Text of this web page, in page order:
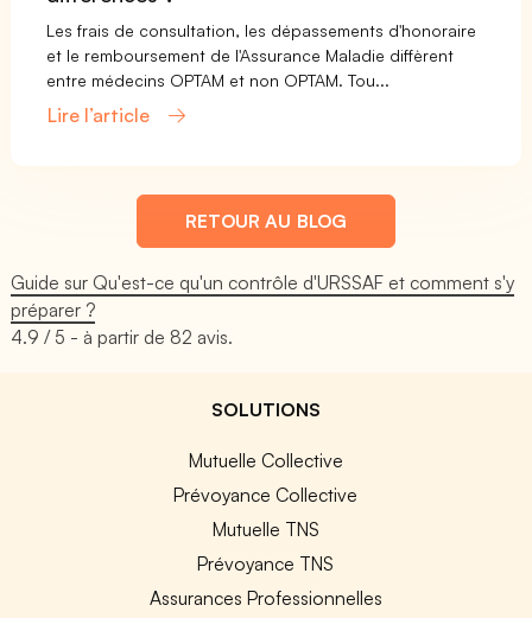
Les frais de consultation, les dépassements d'honoraire
et le remboursement de l'Assurance Maladie diffèrent
entre médecins OPTAM et non OPTAM. Tou...
Lire l’article
RETOUR AU BLOG
Guide sur Qu'est-ce qu'un contrôle d'URSSAF et comment s'y
préparer ?
4.9 / 5 - à partir de 82 avis.
SOLUTIONS
Mutuelle Collective
Prévoyance Collective
Mutuelle TNS
Prévoyance TNS
Assurances Professionnelles